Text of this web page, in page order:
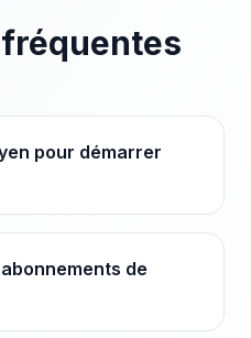
pour démarrer
de